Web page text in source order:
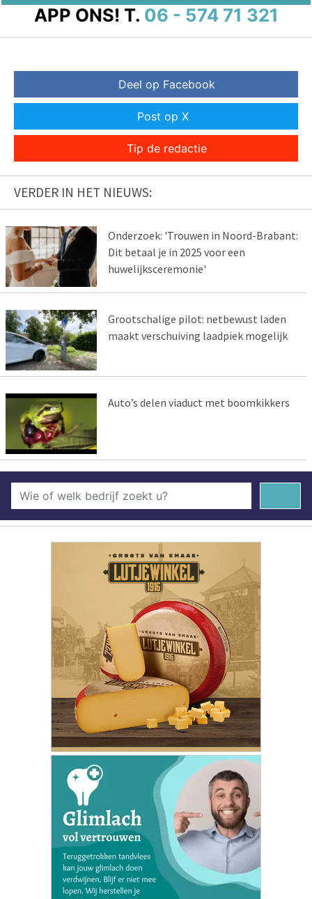
APP ONS! T. 06 - 574 71 321
Deel op Facebook
Post op X
Tip de redactie
VERDER IN HET NIEUWS:
Onderzoek: 'Trouwen in Noord-Brabant:
Dit betaal je in 2025 voor een
huwelijksceremonie'
Grootschalige pilot: netbewust laden
maakt verschuiving laadpiek mogelijk
Auto’s delen viaduct met boomkikkers